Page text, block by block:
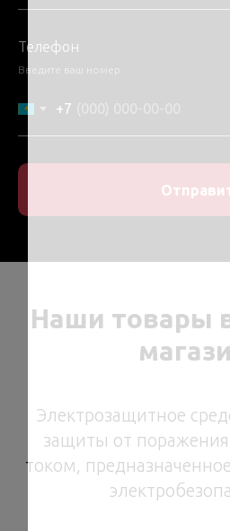
Телефон
Введите ваш номер
+7
Наши товары
Электрозащитное
защиты от поражения
током,